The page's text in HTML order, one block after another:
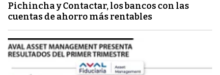
Pichincha y Contactar, los bancos con las
cuentas de ahorro más rentables